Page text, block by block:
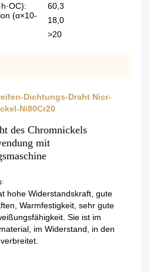
60,3
(α×10-
18,0
>20
Dichtungs-Draht Nicr-
Ni80Cr20
des Chromnickels
mit
hohe Widerstandskraft, gute
Warmfestigkeit, sehr gute
Sie ist im
im Widerstand, in den